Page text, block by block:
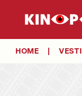
HOME VESTI